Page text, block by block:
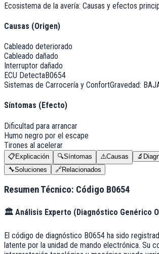
Ecosistema de la avería: Causas y efectos
Causas (Origen)
Cableado deteriorado
Cableado dañado
Interruptor dañado
ECU DetectaB0654
Sistemas de Carrocería y ConfortGravedad:
Síntomas (Efecto)
Dificultad para arrancar
Humo negro por el escape
Tirones al acelerar
📋 Explicación 🔍Síntomas ⚠️Causas 🔬
🔧Soluciones 🔗Relacionados
Resumen Técnico: Código B0654
🏛️ Análisis Experto (Diagnóstico Genérico
El código de diagnóstico B0654 ha sido
latente por la unidad de mando electrónica. Su